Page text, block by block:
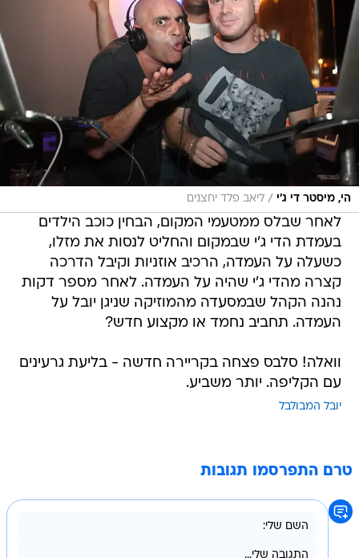
הי, מיסטר די ג'י / ליאב פלד יחצנים
לאחר שבלס ממטעמי המקום, הבחין כוכב הילדים
בעמדת הדי ג'י שבמקום והחליט לנסות את מזלו,
כשעלה על העמדה, הרכיב אוזניות וקיבל הדרכה
קצרה מהדי ג'י שהיה על העמדה. לאחר מספר דקות
נהנה הקהל שבמסעדה מהמוזיקה שניגן יובל על
העמדה. תחביב נחמד או מקצוע חדש?
וואלה! סלבס פצחה בקריירה חדשה - בליעת גרעינים
עם הקליפה. יותר משביע.
יובל המבולבל
טרם התפרסמו תגובות